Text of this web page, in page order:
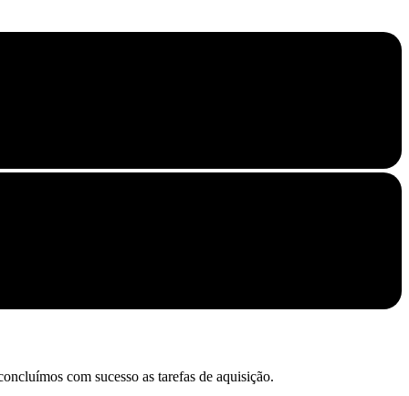
com sucesso as tarefas de aquisição.